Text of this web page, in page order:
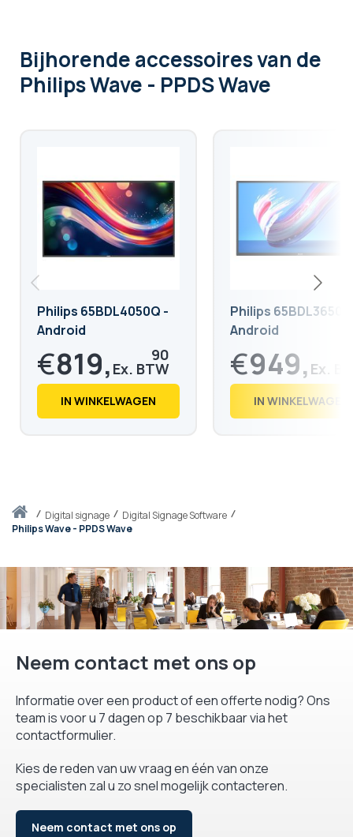
Thuisdigital signage
Digital Signage Software
Philips Wave - PPDS Wave
Bijhorende accessoiresvan de
Philips Wave - PPDS Wave
Philips 65BDL4050Q -
Android
€819, 90
€ 992,
IN WINKELWAGEN
Philips
Android
€949,
€ 1.149,
IN WINKELWAGEN
Neem contact met ons op
Informatie over een product of een offerte nodig? Ons
team is voor u 7 dagen op 7 beschikbaar via het
contactformulier.
Kies de reden van uw vraag en één van onze
specialisten zal u zo snel mogelijk contacteren.
Neem contact met ons op